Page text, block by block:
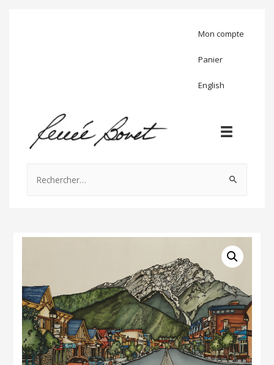
Mon compte
Panier
English